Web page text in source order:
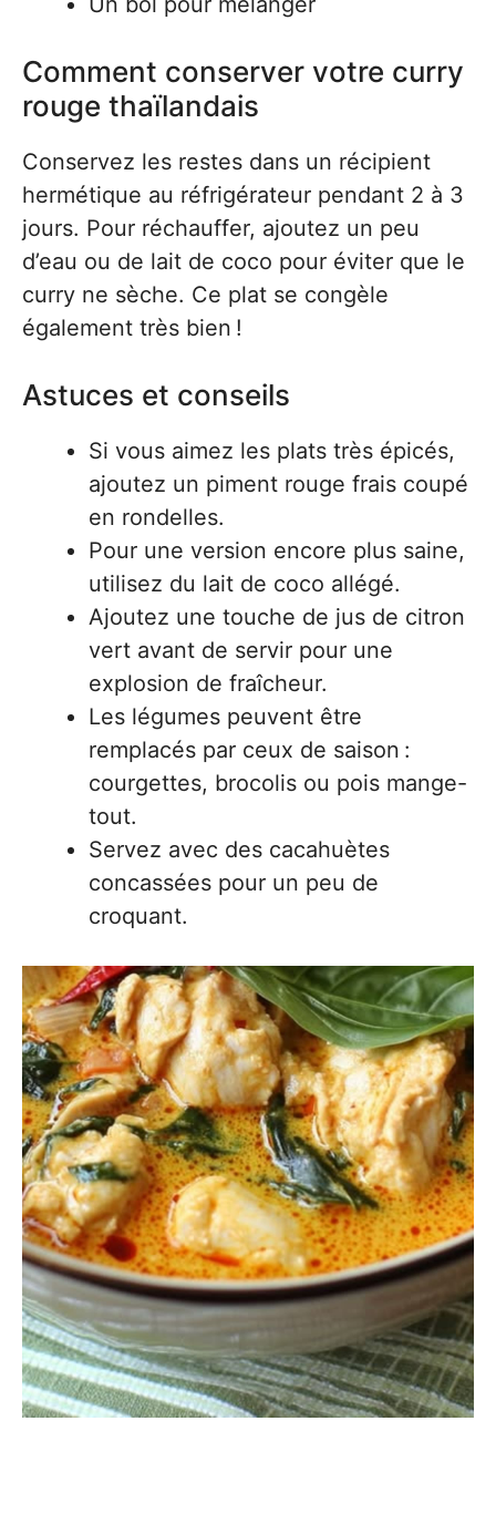
Comment conserver votre curry
rouge thaïlandais
Conservez les restes dans un récipient
hermétique au réfrigérateur pendant 2 à 3
jours. Pour réchauffer, ajoutez un peu
d’eau ou de lait de coco pour éviter que le
curry ne sèche. Ce plat se congèle
également très bien !
Astuces et conseils
Si vous aimez les plats très épicés,
ajoutez un piment rouge frais coupé
en rondelles.
Pour une version encore plus saine,
utilisez du lait de coco allégé.
Ajoutez une touche de jus de citron
vert avant de servir pour une
explosion de fraîcheur.
Les légumes peuvent être
remplacés par ceux de saison :
courgettes, brocolis ou pois mange-
tout.
Servez avec des cacahuètes
concassées pour un peu de
croquant.